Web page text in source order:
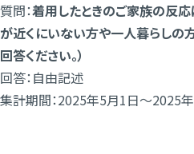
質問：着用したときのご家族の反応
が近くにいない方や一人暮らしの
回答ください。）
回答：自由記述
集計期間：2025年5月1日～2025